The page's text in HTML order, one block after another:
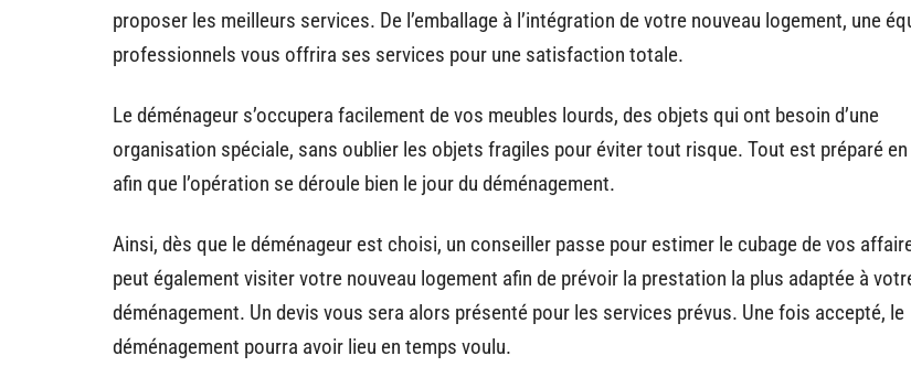
proposer les meilleurs services. De l’emballage à l’intégration de votre nouveau logement, une
professionnels vous offrira ses services pour une satisfaction totale.
Le déménageur s’occupera facilement de vos meubles lourds, des objets qui ont besoin d’une
organisation spéciale, sans oublier les objets fragiles pour éviter tout risque. Tout est préparé
afin que l’opération se déroule bien le jour du déménagement.
Ainsi, dès que le déménageur est choisi, un conseiller passe pour estimer le cubage de vos
peut également visiter votre nouveau logement afin de prévoir la prestation la plus adaptée à
déménagement. Un devis vous sera alors présenté pour les services prévus. Une fois accepté, le
déménagement pourra avoir lieu en temps voulu.